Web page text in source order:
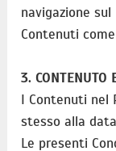
navigazione
Contenuti
3. CONTENUTO
I Contenuti nel
stesso alla
Le presenti